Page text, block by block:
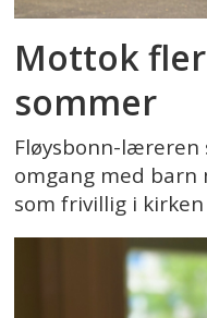
Mottok
sommer
Fløysbonn-læreren
omgang med barn
som frivillig i